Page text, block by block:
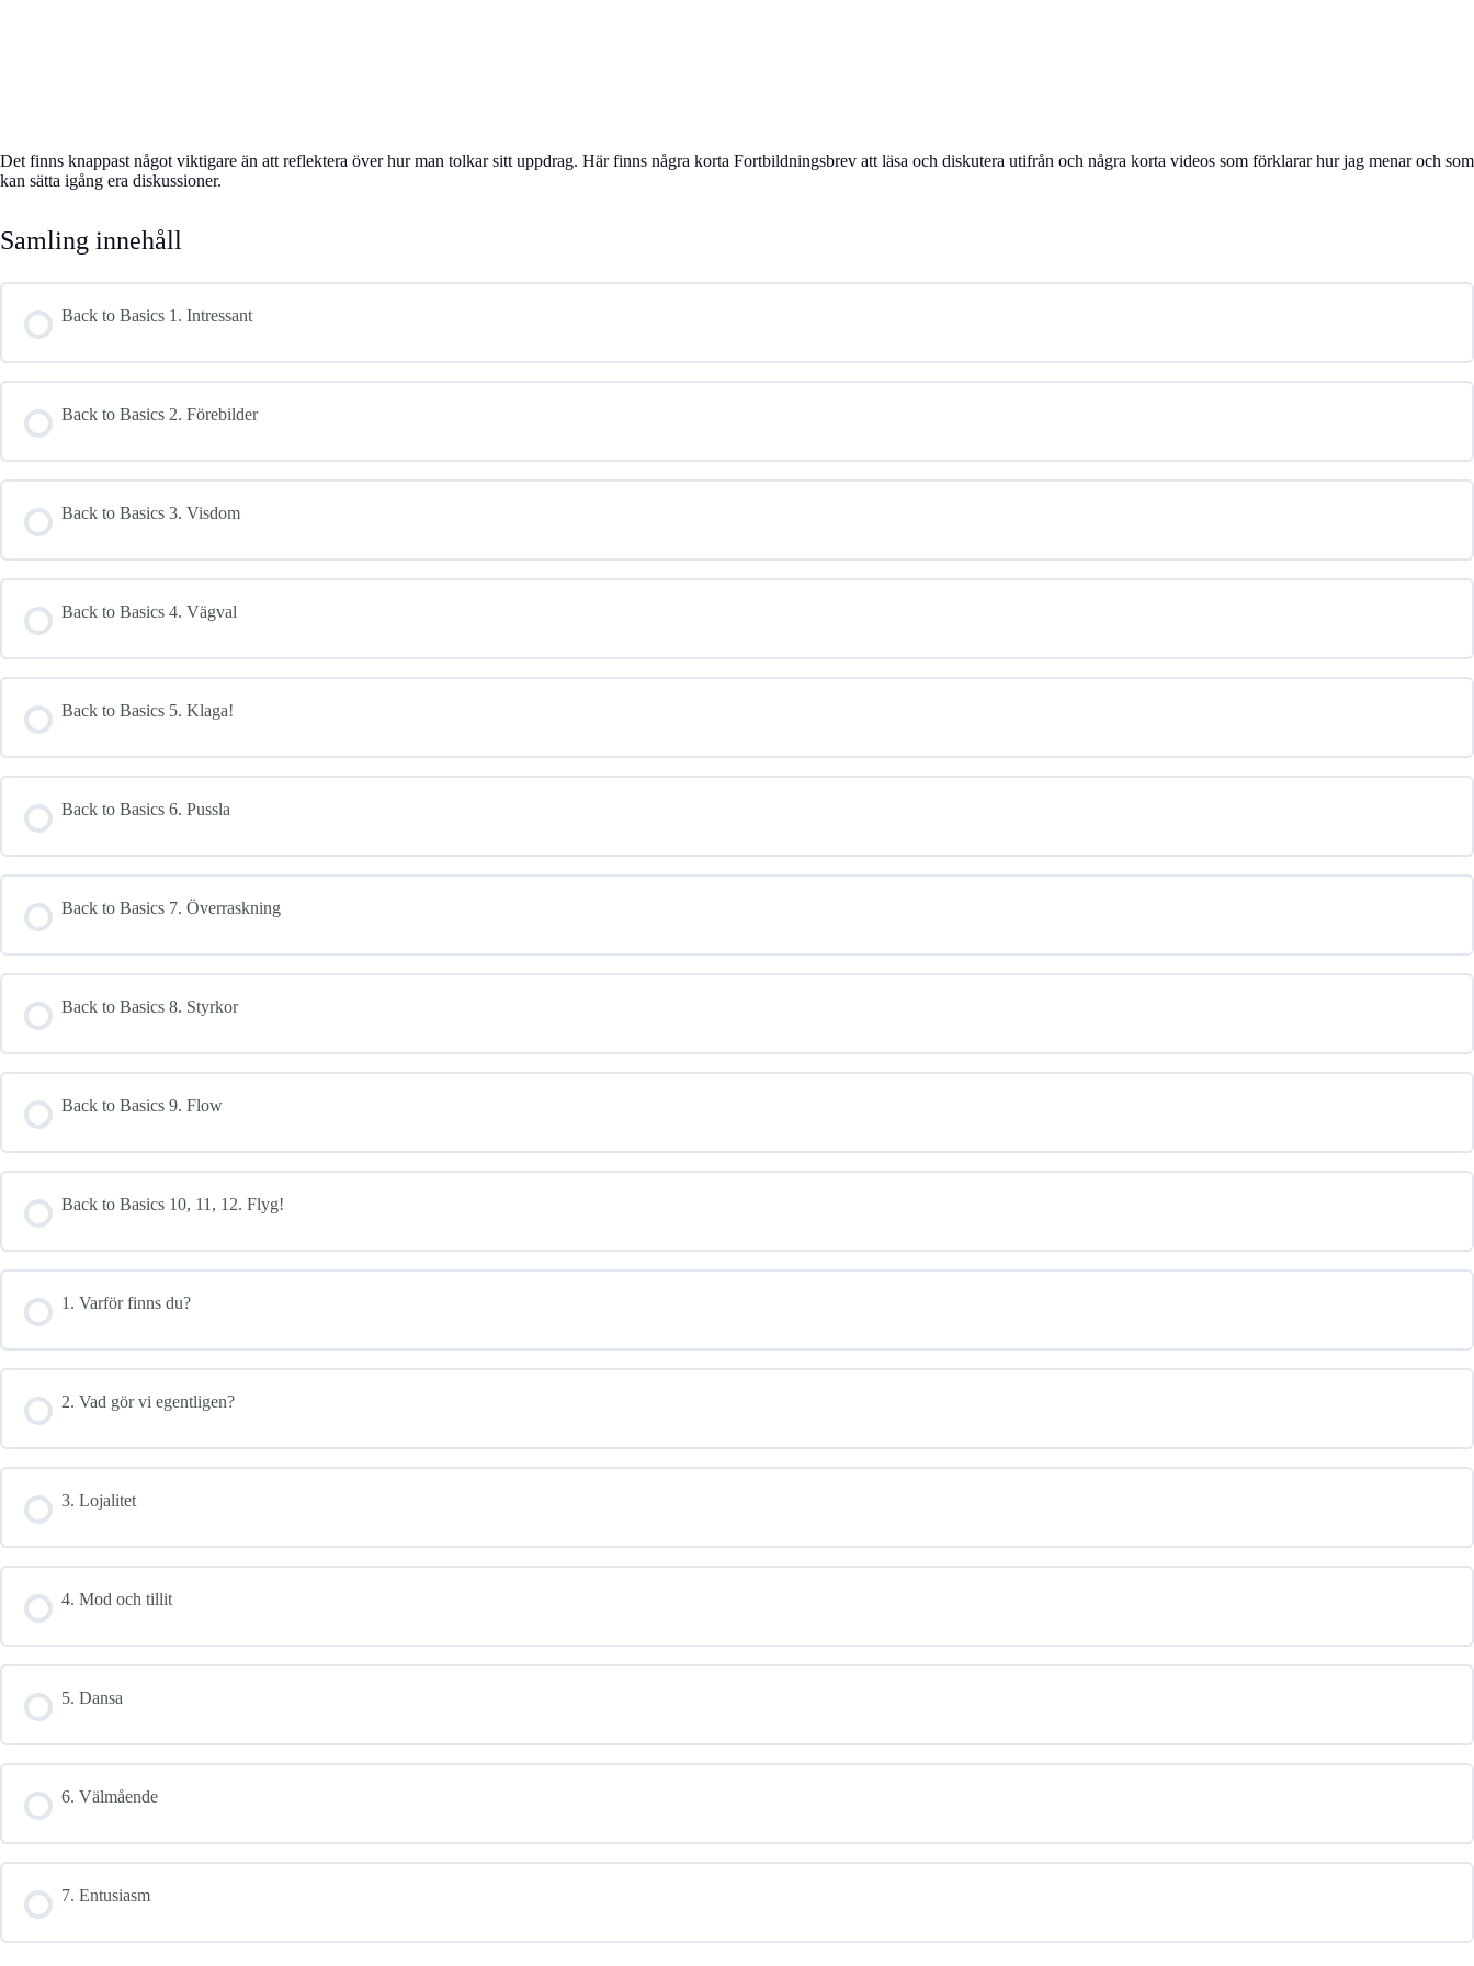
Det finns knappast något viktigare än att reflektera över hur man tolkar sitt uppdrag. Här finns några korta Fortbildningsbrev att läsa och diskutera utifrån och några korta videos som förklarar hur jag menar och som
kan sätta igång era diskussioner.
Samling innehåll
Back to Basics 1. Intressant
Back to Basics 2. Förebilder
Back to Basics 3. Visdom
Back to Basics 4. Vägval
Back to Basics 5. Klaga!
Back to Basics 6. Pussla
Back to Basics 7. Överraskning
Back to Basics 8. Styrkor
Back to Basics 9. Flow
Back to Basics 10, 11, 12. Flyg!
1. Varför finns du?
2. Vad gör vi egentligen?
3. Lojalitet
4. Mod och tillit
5. Dansa
6. Välmående
7. Entusiasm